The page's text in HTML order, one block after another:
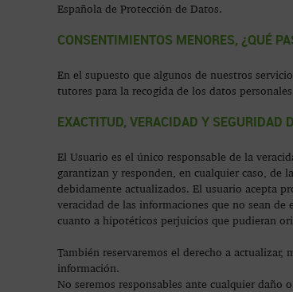
Española de Protección de Datos.
CONSENTIMIENTOS MENORES, ¿QUÉ
En el supuesto que algunos de nuestros
tutores para la recogida de los datos
EXACTITUD, VERACIDAD Y SEGURIDAD
El Usuario es el único responsable de la
garantizan y responden, en cualquier caso, de
debidamente actualizados. El usuario acepta
veracidad de las informaciones que no sean
cuanto a hipotéticos perjuicios que pudieran
También reservaremos el derecho a
información.
No seremos responsables ante cualquier daño